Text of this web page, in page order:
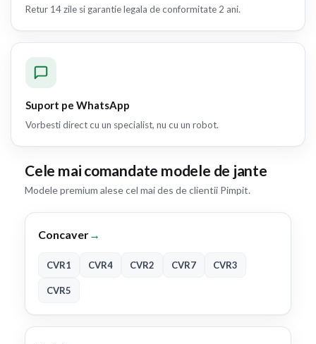
Retur 14 zile si garantie legala de conformitate 2 ani.
Suport pe WhatsApp
Vorbesti direct cu un specialist, nu cu un robot.
Cele mai comandate modele de jante
Modele premium alese cel mai des de clientii Pimpit.
Concaver→
CVR1 CVR4 CVR2 CVR7 CVR3
CVR5